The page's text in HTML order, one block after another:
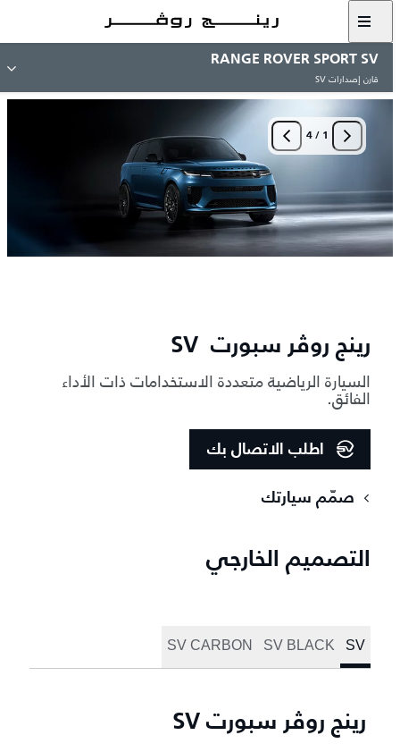
RANGE ROVER SPORT SV
قارن إصدارات SV
رينج روڤر سبورت SV
السيارة الرياضية متعددة الاستخدامات ذات الأداء
الفائق.
اطلب الاتصال بك
صمّم سيارتك
1
/
4
التصميم الخارجي
SV
SV BLACK
SV CARBON
رينج روڤر سبورت SV